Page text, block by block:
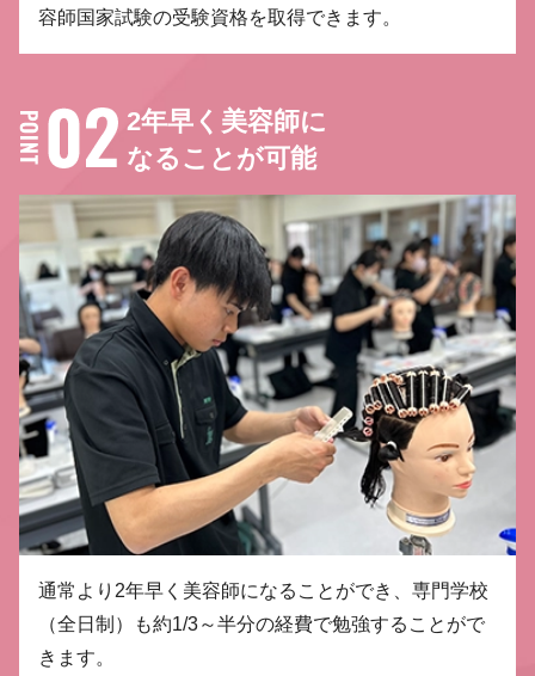
容師国家試験の受験資格を取得できます。
2年早く美容師に
なることが可能
通常より2年早く美容師になることができ、専門学校
（全日制）も約1/3～半分の経費で勉強することがで
きます。